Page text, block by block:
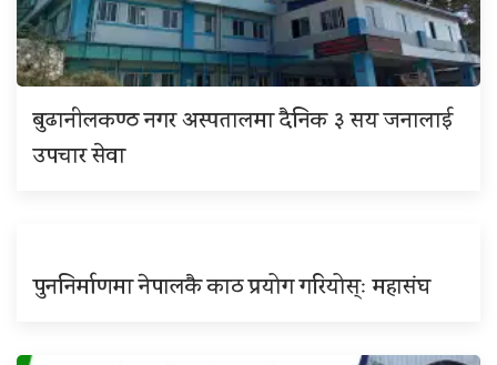
बुढानीलकण्ठ नगर अस्पतालमा दैनिक ३ सय जनालाई
उपचार सेवा
पुननिर्माणमा नेपालकै काठ प्रयोग गरियोस्ः महासंघ